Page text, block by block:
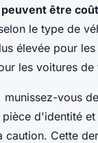
être
le type de
élevée pour
les voitures de
munissez-vous
d'identité
caution. Cette